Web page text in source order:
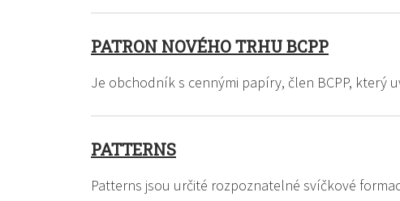
PATRON NOVÉHO TRHU BCPP
Je obchodník s cennými papíry, člen BCPP, který
PATTERNS
Patterns jsou určité rozpoznatelné svíčkové